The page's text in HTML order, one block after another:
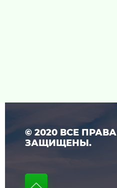
© 2020 ВСЕ ПРАВА
ЗАЩИЩЕНЫ.